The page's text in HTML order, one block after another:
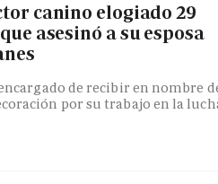
canino elogiado 29
asesinó a su esposa
de recibir en nombre
por su trabajo en la